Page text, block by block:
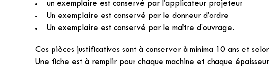
un exemplaire est conservé par l’applicateur projeteur
Un exemplaire est conservé par le donneur d’ordre
Un exemplaire est conservé par le maître d’ouvrage.
Ces pièces justificatives sont à conserver à minima 10 ans et
Une fiche est à remplir pour chaque machine et chaque